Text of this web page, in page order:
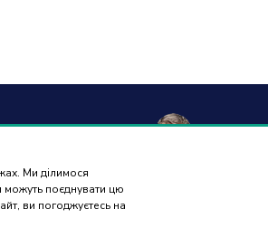
Ми ділимося
можуть поєднувати цю
ви погоджуєтесь на